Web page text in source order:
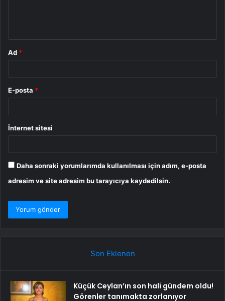
Ad *
E-posta *
İnternet sitesi
Daha sonraki yorumlarımda kullanılması için adım, e-posta
adresim ve site adresim bu tarayıcıya kaydedilsin.
Son Eklenen
Küçük Ceylan’ın son hali gündem oldu!
Görenler tanımakta zorlanıyor